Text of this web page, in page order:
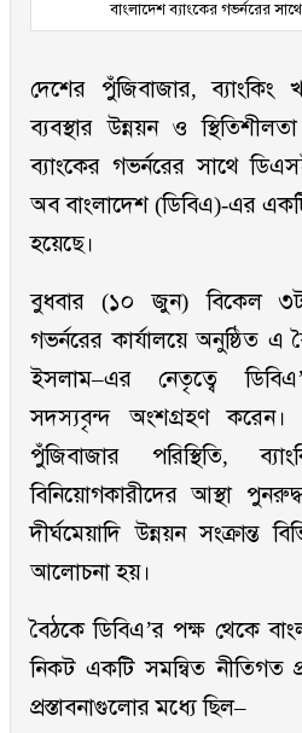
বাংলাদেশ ব্যাংকের গভর্নরের
দেশের পুঁজিবাজার, ব্যাংকিং
ব্যবস্থার উন্নয়ন ও
ব্যাংকের গভর্নরের সাথে
অব বাংলাদেশ (ডিবিএ)-এর
হয়েছে।
বুধবার (১০ জুন) বিকেল
গভর্নরের কার্যালয়ে অনুষ্ঠিত এ
ইসলাম–এর নেতৃত্বে
সদস্যবৃন্দ অংশগ্রহণ করেন।
পুঁজিবাজার পরিস্থিতি,
বিনিয়োগকারীদের আস্থা
দীর্ঘমেয়াদি উন্নয়ন সংক্রান্ত
আলোচনা হয়।
বৈঠকে ডিবিএ’র পক্ষ থেকে
নিকট একটি সমন্বিত নীতিগত
প্রস্তাবনাগুলোর মধ্যে ছিল–